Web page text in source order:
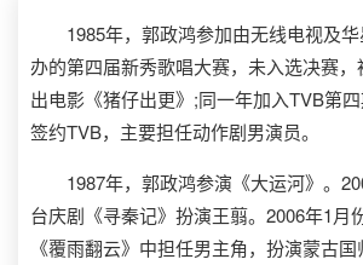
1985年，郭政鸿参加由无线电视及华
办的第四届新秀歌唱大赛，未入选决赛
出电影《猪仔出更》;同一年加入TVB第
签约TVB，主要担任动作剧男演员。
1987年，郭政鸿参演《大运河》。
台庆剧《寻秦记》扮演王翦。2006年1月
《覆雨翻云》中担任男主角，扮演蒙古